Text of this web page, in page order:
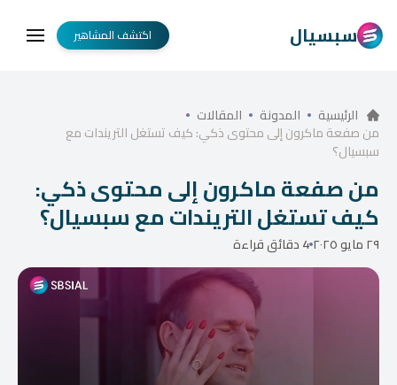
سبسيال اكتشف المشاهير
الرئيسية المدونة المقالات
من صفعة ماكرون إلى محتوى ذكي: كيف تستغل التريندات مع
سبسيال؟
من صفعة ماكرون إلى محتوى ذكي:
كيف تستغل التريندات مع سبسيال؟
٢٩ مايو ٢٠٢٥ 4 دقائق قراءة